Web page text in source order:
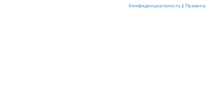
Конфиденциальность | Правила